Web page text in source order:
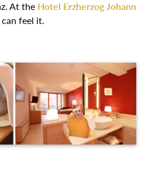
At the Hotel Erzherzog Johann
feel it.